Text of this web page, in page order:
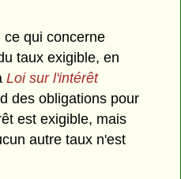
ce qui concerne
taux exigible, en
Loi sur l'intérêt
des obligations pour
est exigible, mais
autre taux n'est